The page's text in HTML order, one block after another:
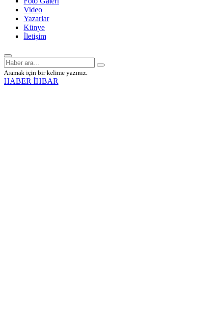
Video
Yazarlar
Künye
İletişim
Aramak için bir kelime yazınız.
HABER İHBAR